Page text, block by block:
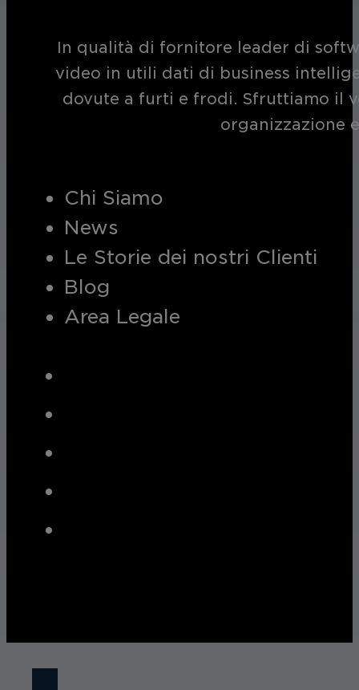
In qualità di fornitore leader di
video in utili dati di business
dovute a furti e frodi. Sfruttiamo il
organizzazione
Chi Siamo
News
Le Storie dei nostri Clienti
Blog
Area Legale